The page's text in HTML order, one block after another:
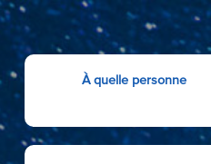
À quelle personne